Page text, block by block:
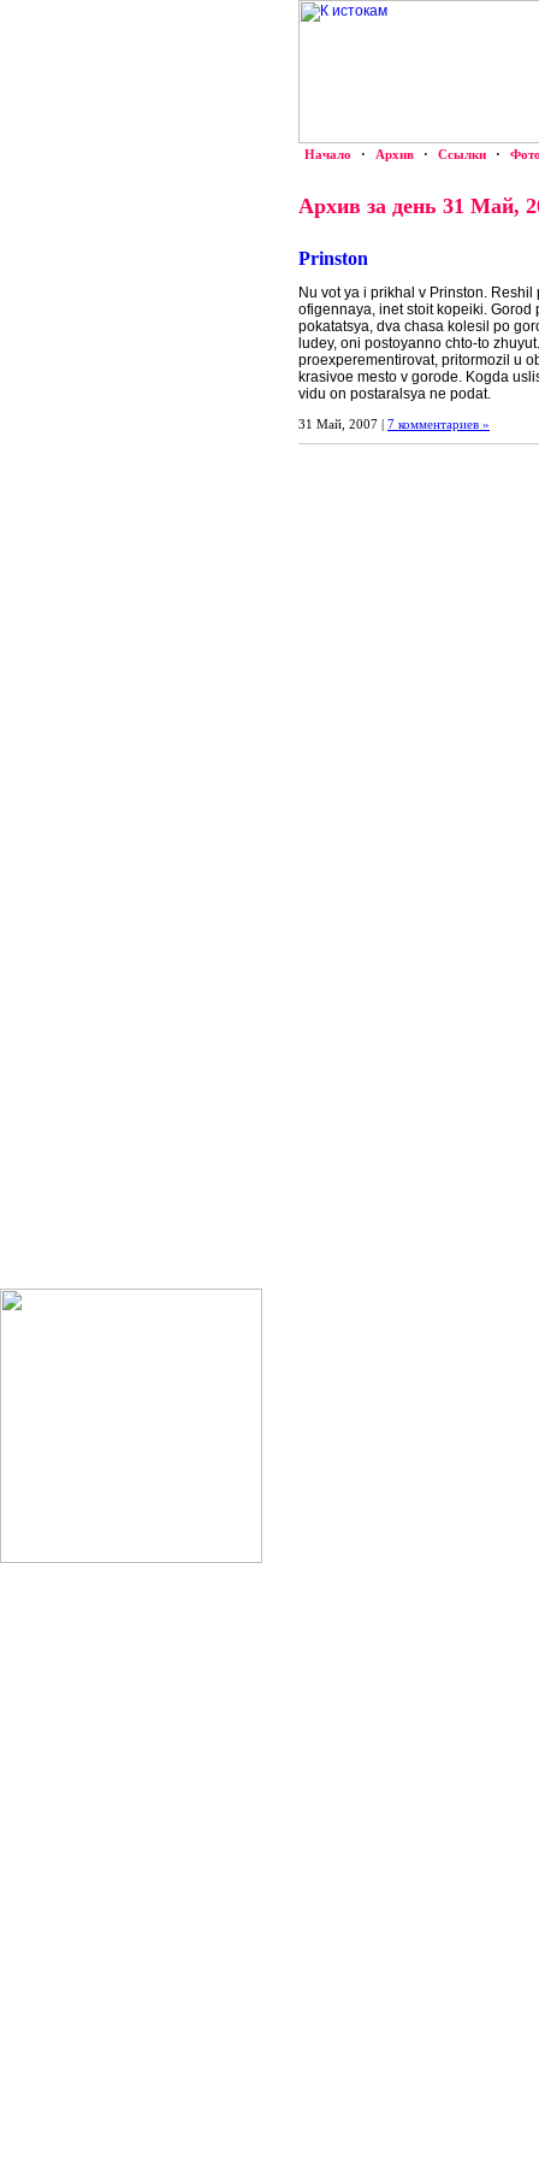
Начало · Архив · Ссылки ·
Архив за день 31 Май,
Prinston
Nu vot ya i prikhal v Prinston.
ofigennaya, inet stoit kopeiki.
pokatatsya, dva chasa kolesil po
ludey, oni postoyanno chto-to
proexperementirovat, pritormozil u
krasivoe mesto v gorode. Kogda
vidu on postaralsya ne podat.
31 Май, 2007 | 7 комментариев »